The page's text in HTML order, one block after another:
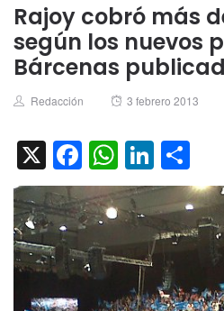
Rajoy cobró más
según los nuevos
Bárcenas
Author
Redacción
Posted
3 febrero 2013
X Facebook